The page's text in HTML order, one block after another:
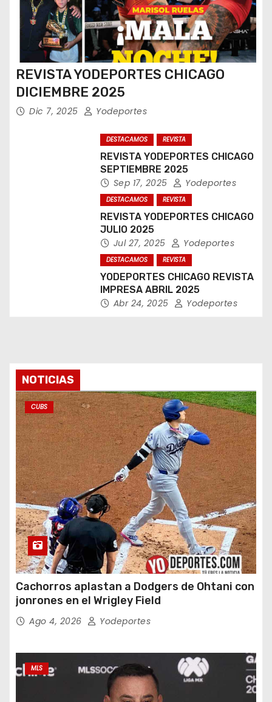
REVISTA YODEPORTES CHICAGO
DICIEMBRE 2025
Dic 7, 2025 Yodeportes
DESTACAMOS REVISTA
REVISTA YODEPORTES CHICAGO
SEPTIEMBRE 2025
Sep 17, 2025 Yodeportes
DESTACAMOS REVISTA
REVISTA YODEPORTES CHICAGO
JULIO 2025
Jul 27, 2025 Yodeportes
DESTACAMOS REVISTA
YODEPORTES CHICAGO REVISTA
IMPRESA ABRIL 2025
Abr 24, 2025 Yodeportes
NOTICIAS
CUBS
Cachorros aplastan a Dodgers de Ohtani con
jonrones en el Wrigley Field
Ago 4, 2026 Yodeportes
MLS